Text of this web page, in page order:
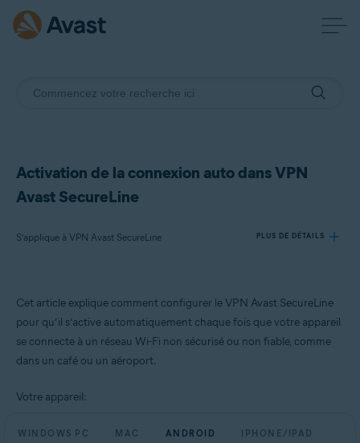
Activation de la connexion auto dans VPN
Avast SecureLine
S’applique à VPN Avast SecureLine PLUS DE DÉTAILS
Produits:
VPN Avast SecureLine
Cet article explique comment configurer le VPN Avast SecureLine
pour qu’il s’active automatiquement chaque fois que votre appareil
se connecte à un réseau Wi-Fi non sécurisé ou non fiable, comme
dans un café ou un aéroport.
Votre appareil:
WINDOWS PC MAC ANDROID IPHONE/IPAD